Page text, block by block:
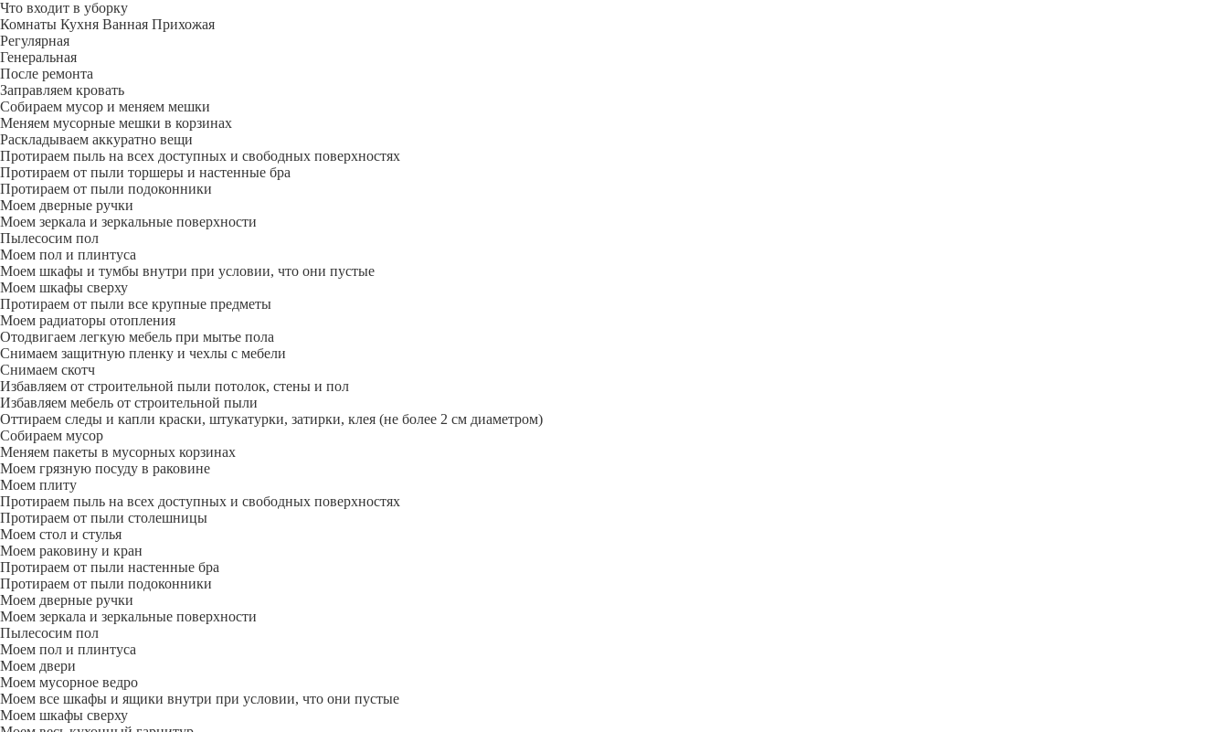
Что входит в уборку
Регу­лярная
Гене­ральная
После ремонта
Заправляем кровать
Собираем мусор и меняем мешки
Меняем мусорные мешки в корзинах
Раскладываем аккуратно вещи
Протираем пыль на всех доступных и свободных поверхностях
Протираем от пыли торшеры и настенные бра
Протираем от пыли подоконники
Моем дверные ручки
Моем зеркала и зеркальные поверхности
Пылесосим пол
Моем пол и плинтуса
Моем шкафы и тумбы внутри при условии, что они пустые
Моем шкафы сверху
Протираем от пыли все крупные предметы
Моем радиаторы отопления
Отодвигаем легкую мебель при мытье пола
Снимаем защитную пленку и чехлы с мебели
Снимаем скотч
Избавляем от строительной пыли потолок, стены и пол
Избавляем мебель от строительной пыли
Оттираем следы и капли краски, штукатурки, затирки, клея (не более 2 см диаметром)
Собираем мусор
Меняем пакеты в мусорных корзинах
Моем грязную посуду в раковине
Моем плиту
Протираем пыль на всех доступных и свободных поверхностях
Протираем от пыли столешницы
Моем стол и стулья
Моем раковину и кран
Протираем от пыли настенные бра
Протираем от пыли подоконники
Моем дверные ручки
Моем зеркала и зеркальные поверхности
Пылесосим пол
Моем пол и плинтуса
Моем двери
Моем мусорное ведро
Моем все шкафы и ящики внутри при условии, что они пустые
Моем шкафы сверху